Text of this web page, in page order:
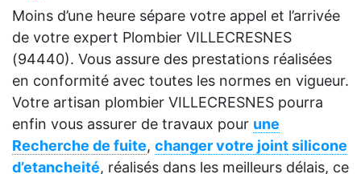
Moins d’une heure sépare votre appel et l’arrivée
de votre expert Plombier VILLECRESNES
(94440). Vous assure des prestations réalisées
en conformité avec toutes les normes en vigueur.
Votre artisan plombier VILLECRESNES pourra
enfin vous assurer de travaux pour une
Recherche de fuite, changer votre joint silicone
d’etancheité, réalisés dans les meilleurs délais, ce